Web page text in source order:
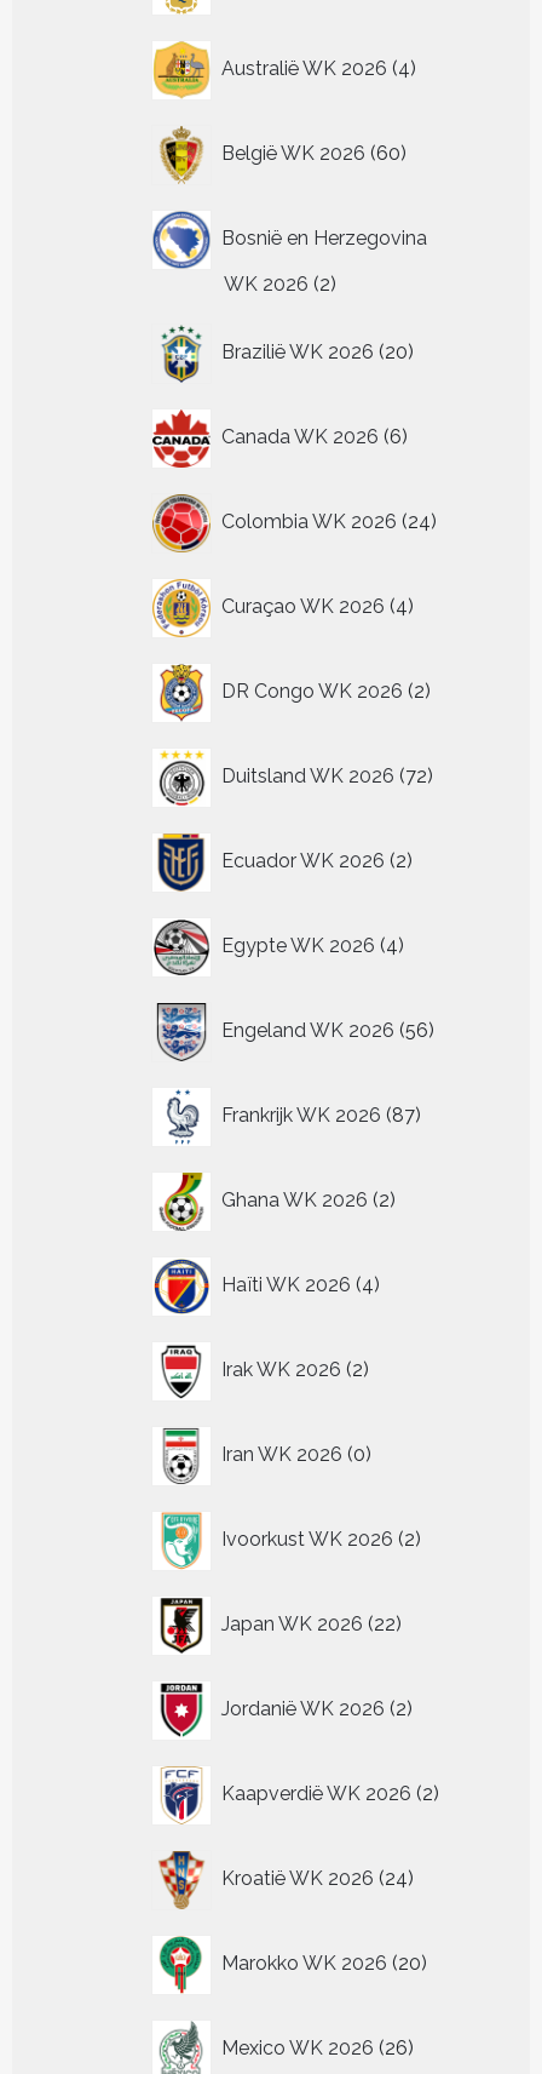
Australië WK 2026 4
producten
België WK 2026 60
producten
Bosnië en Herzegovina
WK 2026 22
Brazilië WK 2026 20
producten
Canada WK 2026 6
producten
Colombia WK 2026 24
producten
Curaçao WK 2026 4
producten
DR Congo WK 2026 2
producten
Duitsland WK 2026 72
producten
Ecuador WK 2026 2
producten
Egypte WK 2026 4
producten
Engeland WK 2026 56
producten
Frankrijk WK 2026 87
producten
Ghana WK 2026 2
producten
Haïti WK 2026 4
producten
Irak WK 2026 2
producten
Iran WK 2026 0
producten
Ivoorkust WK 2026 2
producten
Japan WK 2026 22
producten
Jordanië WK 2026 2
producten
Kaapverdië WK 2026 2
producten
Kroatië WK 2026 24
producten
Marokko WK 2026 20
producten
Mexico WK 2026 26
producten